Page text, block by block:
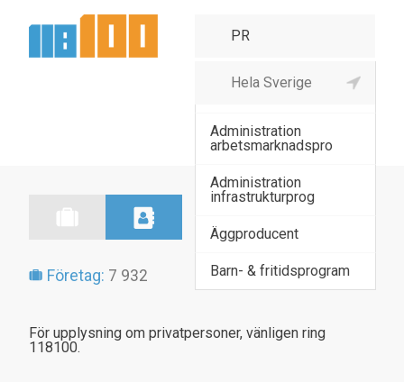
Admin av andra
näringslivsprogra
Administration
arbetsmarknadspro
Administration
infrastrukturprog
Äggproducent
Barn- & fritidsprogram
Företag: 7 932
För upplysning om privatpersoner, vänligen ring
118100.